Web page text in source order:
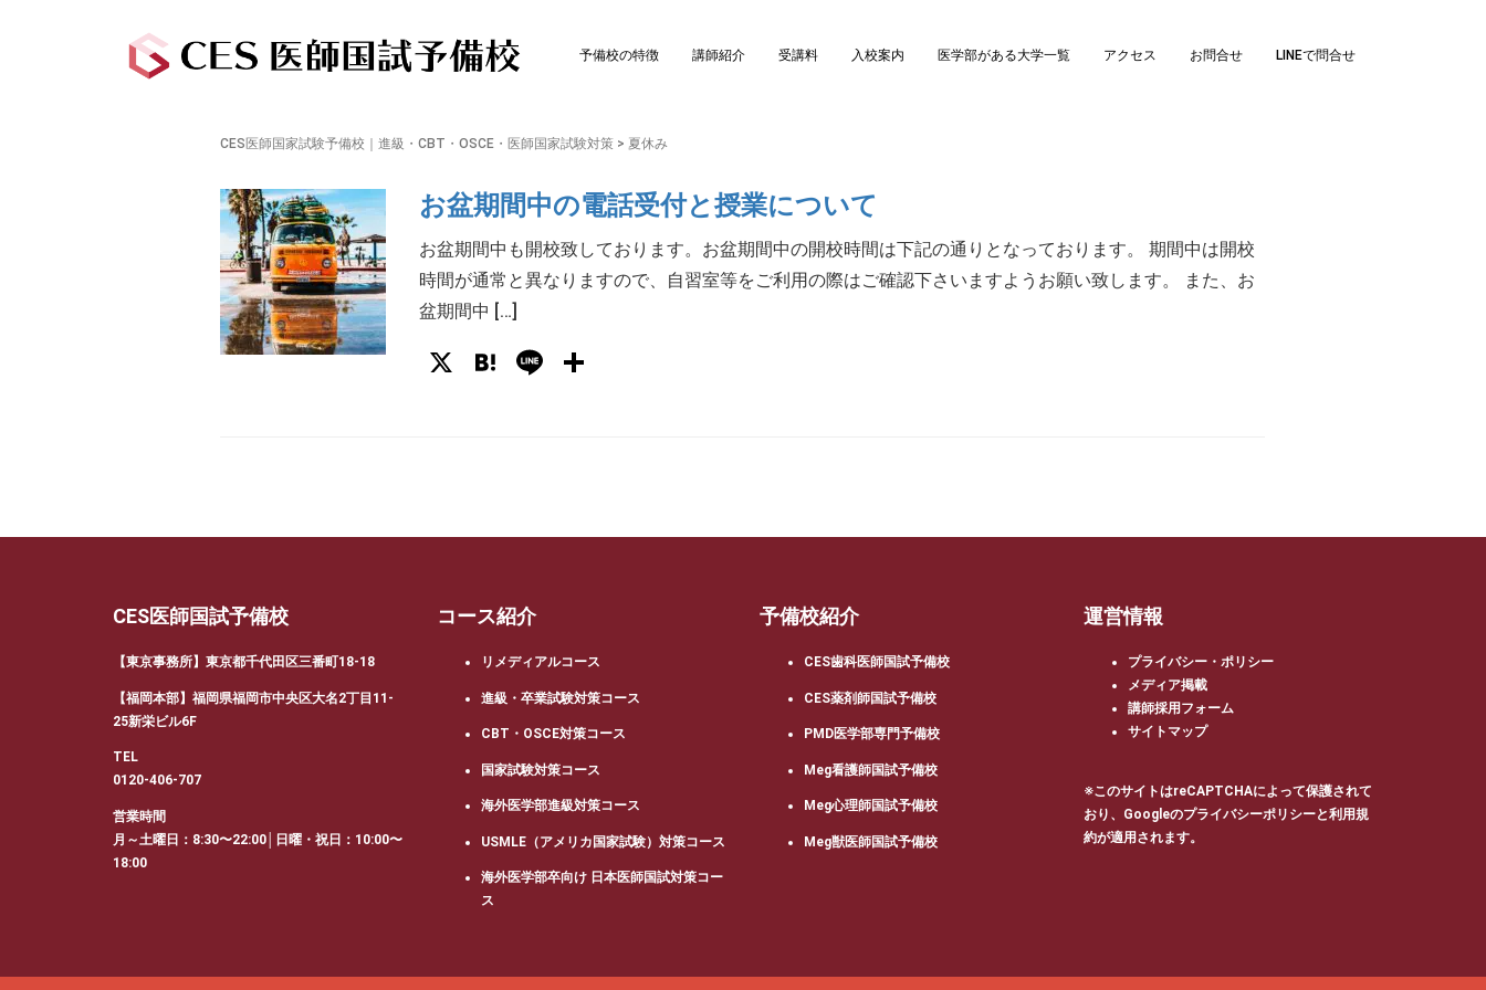
予備校の特徴 講師紹介 受講料 入校案内 医学部がある大学一覧 アクセス お問合せ LINEで問合せ
CES医師国家試験予備校｜進級・CBT・OSCE・医師国家試験対策 > 夏休み
お盆期間中の電話受付と授業について
お盆期間中も開校致しております。お盆期間中の開校時間は下記の通りとなっております。 期間中は開校
時間が通常と異なりますので、自習室等をご利用の際はご確認下さいますようお願い致します。 また、お
盆期間中 […]
X Hatena
Line
CES医師国試予備校
【東京事務所】東京都千代田区三番町18-18
【福岡本部】福岡県福岡市中央区大名2丁目11-
25新栄ビル6F
TEL
0120-406-707
営業時間
月～土曜日：8:30〜22:00│日曜・祝日：10:00〜
18:00
コース紹介
リメディアルコース
進級・卒業試験対策コース
CBT・OSCE対策コース
国家試験対策コース
海外医学部進級対策コース
USMLE（アメリカ国家試験）対策コース
海外医学部卒向け 日本医師国試対策コー
ス
予備校紹介
CES歯科医師国試予備校
CES薬剤師国試予備校
PMD医学部専門予備校
Meg看護師国試予備校
Meg心理師国試予備校
Meg獣医師国試予備校
運営情報
プライバシー・ポリシー
メディア掲載
講師採用フォーム
サイトマップ
※このサイトはreCAPTCHAによって保護されて
おり、Googleのプライバシーポリシーと利用規
約が適用されます。